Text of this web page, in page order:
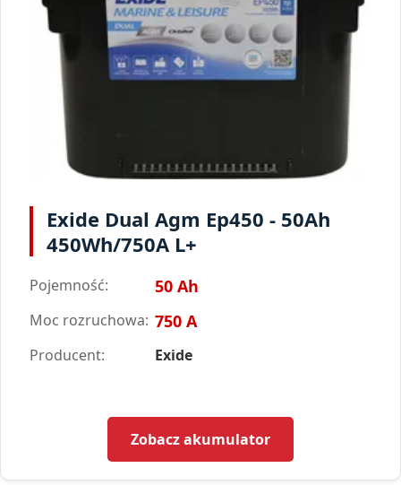
Exide Dual Agm Ep450 - 50Ah
450Wh/750A L+
Pojemność: 50 Ah
Moc rozruchowa: 750 A
Producent: Exide
Zobacz akumulator